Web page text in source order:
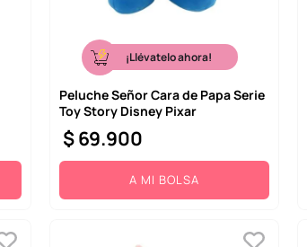
¡Llévatelo ahora!
Peluche Señor Cara de Papa Serie
Toy Story Disney Pixar
$69.900
A MI BOLSA